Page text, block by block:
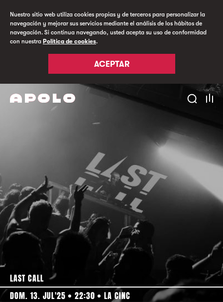
Nuestro sitio web utiliza cookies propias y de terceros para personalizar la
navegación y mejorar sus servicios mediante el análisis de los hábitos de
navegación. Si continua navegando, usted acepta su uso de conformidad
con nuestra Política de cookies.
ACEPTAR
LAST CALL
DOM. 13. JUL'25
22:30 LA CINC